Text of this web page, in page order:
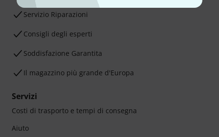
Servizio Riparazioni
Consigli degli esperti
Soddisfazione Garantita
Il magazzino più grande d'Europa
Servizi
Costi di trasporto e tempi di consegna
Aiuto